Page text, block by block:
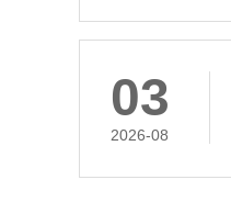
03
2026-08